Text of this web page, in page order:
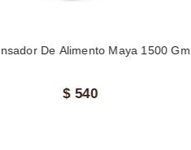
De Alimento Maya 1500 Gm
$ 540